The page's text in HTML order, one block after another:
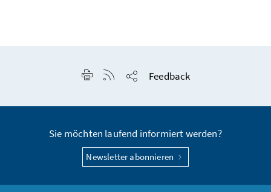
Seite drucken
RSS-Feed anzeigen
Feedback
Sie möchten laufend informiert werden?
Newsletter abonnieren